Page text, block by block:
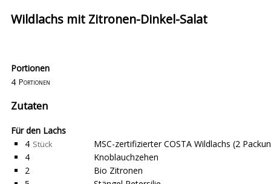
Wildlachs mit Zitronen-Dinkel-Salat
Portionen
4 Portionen
Zutaten
Für den Lachs
4 Stück
MSC-zertifizierter COSTA Wildlachs (2
4
Knoblauchzehen
2
Bio Zitronen